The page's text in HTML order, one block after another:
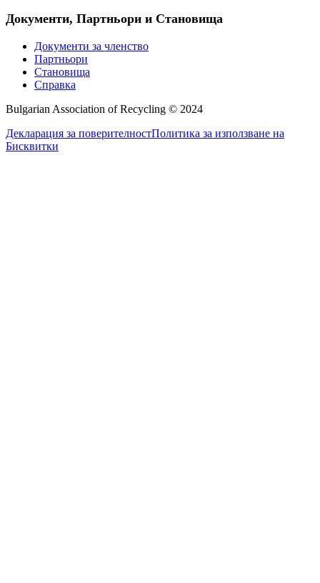
Документи, Партньори и Становища
Документи за членство
Партньори
Становища
Справка
Bulgarian Association of Recycling © 2024
Декларация за поверителностПолитика за използване на
Бисквитки